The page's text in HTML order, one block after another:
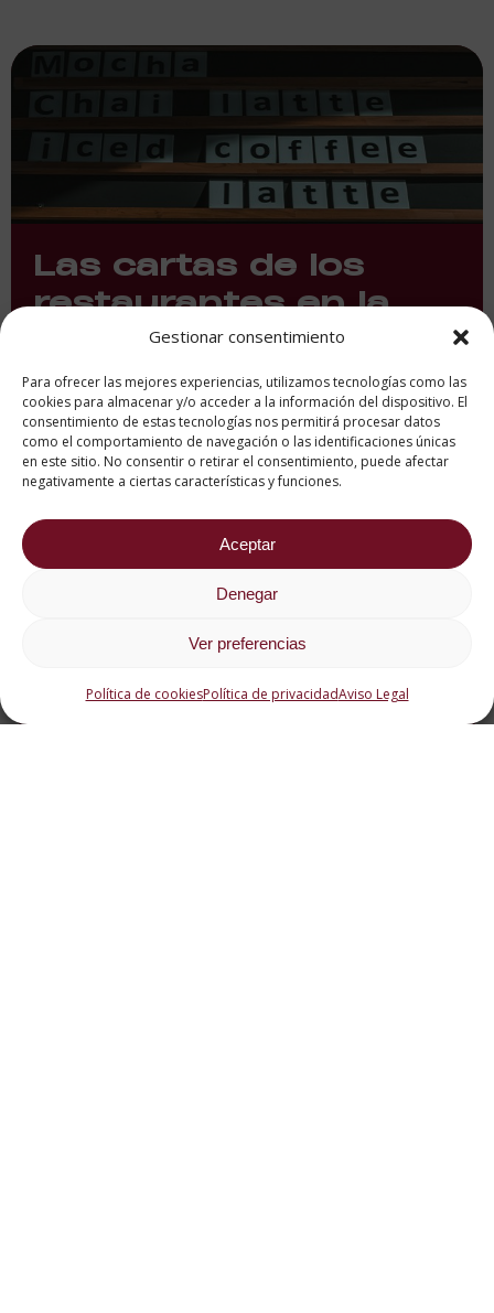
Gestionar consentimiento
Para ofrecer las mejores experiencias, utilizamos tecnologías como las
cookies para almacenar y/o acceder a la información del dispositivo. El
consentimiento de estas tecnologías nos permitirá procesar datos
como el comportamiento de navegación o las identificaciones únicas
en este sitio. No consentir o retirar el consentimiento, puede afectar
negativamente a ciertas características y funciones.
Aceptar
Denegar
Ver preferencias
Política de cookiesPolítica de privacidadAviso Legal
Las cartas de los
restaurantes en la
‘nueva normalidad’
¡Murcia, qué…deliciosa
eres!